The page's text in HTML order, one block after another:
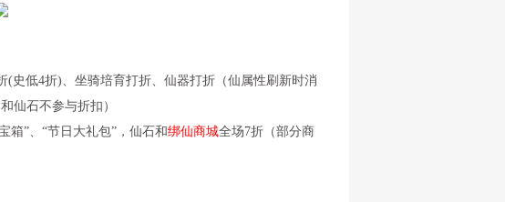
(史低4折)、坐骑培育打折、仙器打折（仙属性刷新时消
仙石不参与折扣）
箱”、“节日大礼包”，仙石和绑仙商城全场7折（部分商